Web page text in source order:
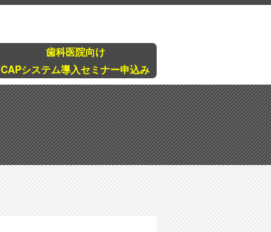
歯科医院向け
CAPシステム導入セミナー申込み